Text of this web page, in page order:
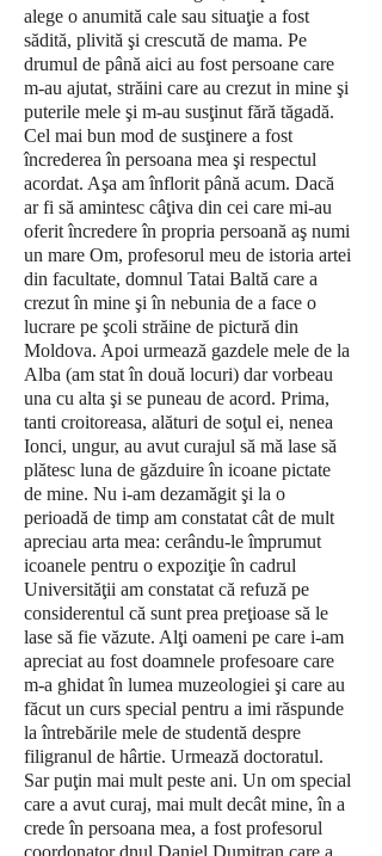
alege o anumită cale sau situaţie a fost
sădită, plivită şi crescută de mama. Pe
drumul de până aici au fost persoane care
m-au ajutat, străini care au crezut in mine şi
puterile mele şi m-au susţinut fără tăgadă.
Cel mai bun mod de susţinere a fost
încrederea în persoana mea şi respectul
acordat. Aşa am înflorit până acum. Dacă
ar fi să amintesc câţiva din cei care mi-au
oferit încredere în propria persoană aş numi
un mare Om, profesorul meu de istoria artei
din facultate, domnul Tatai Baltă care a
crezut în mine şi în nebunia de a face o
lucrare pe şcoli străine de pictură din
Moldova. Apoi urmează gazdele mele de la
Alba (am stat în două locuri) dar vorbeau
una cu alta şi se puneau de acord. Prima,
tanti croitoreasa, alături de soţul ei, nenea
Ionci, ungur, au avut curajul să mă lase să
plătesc luna de găzduire în icoane pictate
de mine. Nu i-am dezamăgit şi la o
perioadă de timp am constatat cât de mult
apreciau arta mea: cerându-le împrumut
icoanele pentru o expoziţie în cadrul
Universităţii am constatat că refuză pe
considerentul că sunt prea preţioase să le
lase să fie văzute. Alţi oameni pe care i-am
apreciat au fost doamnele profesoare care
m-a ghidat în lumea muzeologiei şi care au
făcut un curs special pentru a imi răspunde
la întrebările mele de studentă despre
filigranul de hârtie. Urmează doctoratul.
Sar puţin mai mult peste ani. Un om special
care a avut curaj, mai mult decât mine, în a
crede în persoana mea, a fost profesorul
coordonator dnul Daniel Dumitran care a